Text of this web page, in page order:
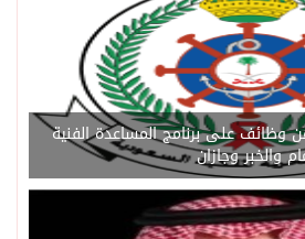
وظائف على برنامج المساعدة الفنية
والخبر وجازان